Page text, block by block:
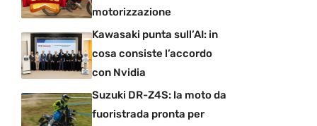
motorizzazione
Kawasaki punta sull’AI: in
cosa consiste l’accordo
con Nvidia
Suzuki DR-Z4S: la moto da
fuoristrada pronta per